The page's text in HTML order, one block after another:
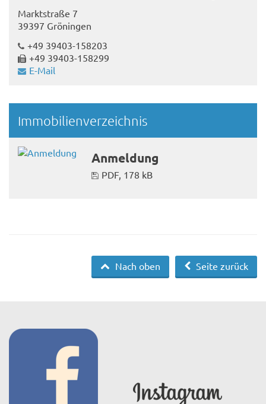
Marktstraße 7
39397 Gröningen
+49 39403-158203
+49 39403-158299
E-Mail
Immobilienverzeichnis
Anmeldung
PDF, 178 kB
Seite zurück
Nach oben